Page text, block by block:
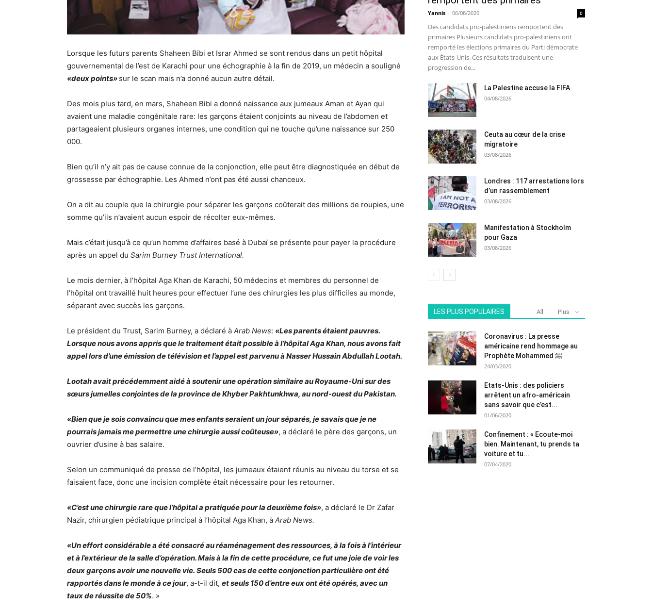
Lorsque les futurs parents Shaheen Bibi et Israr Ahmed se sont rendus dans un petit hôpital
gouvernemental de l’est de Karachi pour une échographie à la fin de 2019, un médecin a souligné
«deux points» sur le scan mais n’a donné aucun autre détail.
Des mois plus tard, en mars, Shaheen Bibi a donné naissance aux jumeaux Aman et Ayan qui
avaient une maladie congénitale rare: les garçons étaient conjoints au niveau de l’abdomen et
partageaient plusieurs organes internes, une condition qui ne touche qu’une naissance sur 250
000.
Bien qu’il n’y ait pas de cause connue de la conjonction, elle peut être diagnostiquée en début de
grossesse par échographie. Les Ahmed n’ont pas été aussi chanceux.
On a dit au couple que la chirurgie pour séparer les garçons coûterait des millions de roupies, une
somme qu’ils n’avaient aucun espoir de récolter eux-mêmes.
Mais c’était jusqu’à ce qu’un homme d’affaires basé à Dubaï se présente pour payer la procédure
après un appel du Sarim Burney Trust International.
Le mois dernier, à l’hôpital Aga Khan de Karachi, 50 médecins et membres du personnel de
l’hôpital ont travaillé huit heures pour effectuer l’une des chirurgies les plus difficiles au monde,
séparant avec succès les garçons.
Le président du Trust, Sarim Burney, a déclaré à Arab News: «Les parents étaient pauvres.
Lorsque nous avons appris que le traitement était possible à l’hôpital Aga Khan, nous avons fait
appel lors d’une émission de télévision et l’appel est parvenu à Nasser Hussain Abdullah Lootah.
Lootah avait précédemment aidé à soutenir une opération similaire au Royaume-Uni sur des
sœurs jumelles conjointes de la province de Khyber Pakhtunkhwa, au nord-ouest du Pakistan.
«Bien que je sois convaincu que mes enfants seraient un jour séparés, je savais que je ne
pourrais jamais me permettre une chirurgie aussi coûteuse», a déclaré le père des garçons, un
ouvrier d’usine à bas salaire.
Selon un communiqué de presse de l’hôpital, les jumeaux étaient réunis au niveau du torse et se
faisaient face, donc une incision complète était nécessaire pour les retourner.
«C’est une chirurgie rare que l’hôpital a pratiquée pour la deuxième fois», a déclaré le Dr Zafar
Nazir, chirurgien pédiatrique principal à l’hôpital Aga Khan, à Arab News.
«Un effort considérable a été consacré au réaménagement des ressources, à la fois à l’intérieur
et à l’extérieur de la salle d’opération. Mais à la fin de cette procédure, ce fut une joie de voir les
deux garçons avoir une nouvelle vie. Seuls 500 cas de cette conjonction particulière ont été
rapportés dans le monde à ce jour, a-t-il dit, et seuls 150 d’entre eux ont été opérés, avec un
taux de réussite de 50%. »
Yannis - 06/08/2026 0
Des candidats pro-palestiniens remportent des
primaires Plusieurs candidats pro-palestiniens ont
remporté les élections primaires du Parti démocrate
aux États-Unis. Ces résultats traduisent une
progression de...
La Palestine accuse la FIFA
04/08/2026
Ceuta au cœur de la crise
migratoire
03/08/2026
Londres : 117 arrestations lors
d’un rassemblement
03/08/2026
Manifestation à Stockholm
pour Gaza
03/08/2026
LES PLUS POPULAIRES All Plus
Coronavirus : La presse
américaine rend hommage au
Prophète Mohammed ﷺ
24/03/2020
Etats-Unis : des policiers
arrêtent un afro-américain
sans savoir que c’est...
01/06/2020
Confinement : « Ecoute-moi
bien. Maintenant, tu prends ta
voiture et tu...
07/04/2020